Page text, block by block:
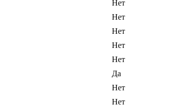
Нет
Нет
Нет
Нет
Нет
Да
Нет
Нет